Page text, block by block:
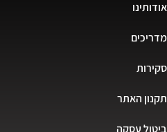
אודותינו
מדריכים
סקירות
תקנון האתר
ביטול עסקה